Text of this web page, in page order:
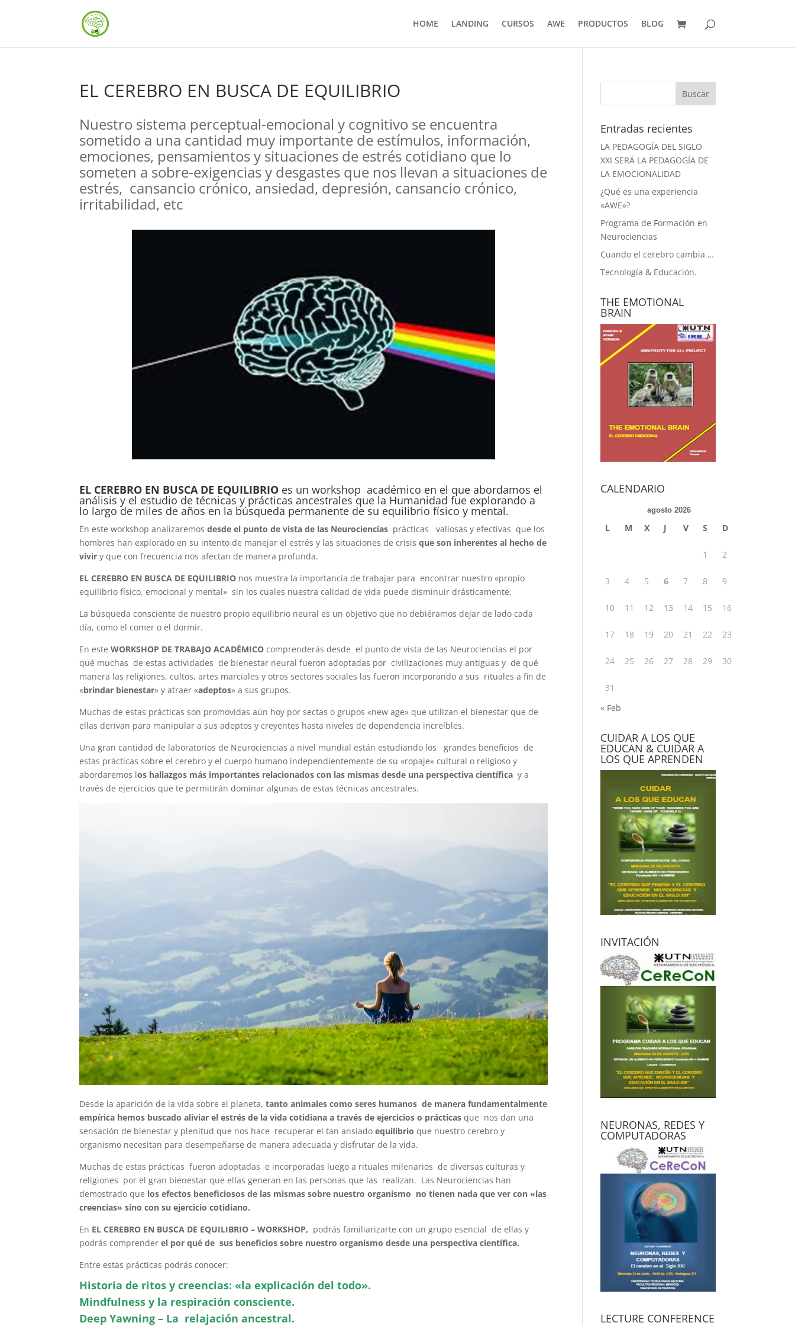
HOME LANDING CURSOS AWE PRODUCTOS BLOG
EL CEREBRO EN BUSCA DE EQUILIBRIO
Nuestro sistema perceptual-emocional y cognitivo se encuentra
sometido a una cantidad muy importante de estímulos, información,
emociones, pensamientos y situaciones de estrés cotidiano que lo
someten a sobre-exigencias y desgastes que nos llevan a situaciones de
estrés, cansancio crónico, ansiedad, depresión, cansancio crónico,
irritabilidad, etc
EL CEREBRO EN BUSCA DE EQUILIBRIO es un workshop académico en el que abordamos el
análisis y el estudio de técnicas y prácticas ancestrales que la Humanidad fue explorando a
lo largo de miles de años en la búsqueda permanente de su equilibrio físico y mental.
En este workshop analizaremosdesde el punto de vista de las Neurociencias prácticas valiosas y efectivas que los
hombres han explorado en su intento de manejar el estrés y las situaciones de crisisque son inherentes al hecho de
vivir y que con frecuencia nos afectan de manera profunda.
EL CEREBRO EN BUSCA DE EQUILIBRIO nos muestra la importancia de trabajar para encontrar nuestro «propio
equilibrio físico, emocional y mental» sin los cuales nuestra calidad de vida puede disminuir drásticamente.
La búsqueda consciente de nuestro propio equilibrio neural es un objetivo que no debiéramos dejar de lado cada
día, como el comer o el dormir.
En esteWORKSHOP DE TRABAJO ACADÉMICO comprenderás desde el punto de vista de las Neurociencias el por
qué muchas de estas actividades de bienestar neural fueron adoptadas por civilizaciones muy antiguas y de qué
manera las religiones, cultos, artes marciales y otros sectores sociales las fueron incorporando a sus rituales a fin de
«brindar bienestar» y atraer «adeptos» a sus grupos.
Muchas de estas prácticas son promovidas aún hoy por sectas o grupos «new age» que utilizan el bienestar que de
ellas derivan para manipular a sus adeptos y creyentes hasta niveles de dependencia increíbles.
Una gran cantidad de laboratorios de Neurociencias a nivel mundial están estudiando los grandes beneficios de
estas prácticas sobre el cerebro y el cuerpo humano independientemente de su «ropaje» cultural o religioso y
abordaremos los hallazgos más importantes relacionados con las mismas desde una perspectiva científica y a
través de ejercicios que te permitirán dominar algunas de estas técnicas ancestrales.
Desde la aparición de la vida sobre el planeta,tanto animales como seres humanos de manera fundamentalmente
empírica hemos buscado aliviar el estrés de la vida cotidiana a través de ejercicios o prácticas que nos dan una
sensación de bienestar y plenitud que nos hace recuperar el tan ansiadoequilibrio que nuestro cerebro y
organismo necesitan para desempeñarse de manera adecuada y disfrutar de la vida.
Muchas de estas prácticas fueron adoptadas e incorporadas luego a rituales milenarios de diversas culturas y
religiones por el gran bienestar que ellas generan en las personas que las realizan. Las Neurociencias han
demostrado que los efectos beneficiosos de las mismas sobre nuestro organismo no tienen nada que ver con «las
creencias» sino con su ejercicio cotidiano.
En EL CEREBRO EN BUSCA DE EQUILIBRIO – WORKSHOP, podrás familiarizarte con un grupo esencial de ellas y
podrás comprenderel por qué de sus beneficios sobre nuestro organismo desde una perspectiva científica.
Entre estas prácticas podrás conocer:
Historia de ritos y creencias: «la explicación del todo».
Mindfulness y la respiración consciente.
Deep Yawning – La relajación ancestral.
Entradas recientes
LA PEDAGOGÍA DEL SIGLO
XXI SERÁ LA PEDAGOGÍA DE
LA EMOCIONALIDAD
¿Qué es una experiencia
«AWE»?
Programa de Formación en
Neurociencias
Cuando el cerebro cambia …
Tecnología & Educación.
THE EMOTIONAL
BRAIN
CALENDARIO
agosto 2026
L M X J V S D
1 2
3 4 5 6 7 8 9
10 11 12 13 14 15 16
17 18 19 20 21 22 23
24 25 26 27 28 29 30
31
« Feb
CUIDAR A LOS QUE
EDUCAN & CUIDAR A
LOS QUE APRENDEN
INVITACIÓN
NEURONAS, REDES Y
COMPUTADORAS
LECTURE CONFERENCE